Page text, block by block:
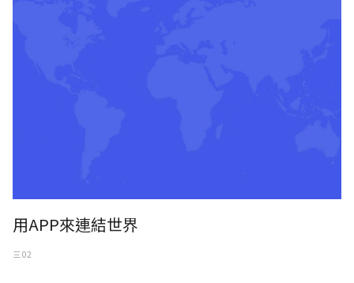
用APP來連結世界
三 02